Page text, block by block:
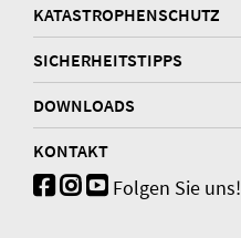
KATASTROPHENSCHUTZ
SICHERHEITSTIPPS
DOWNLOADS
KONTAKT
Folgen Sie uns!